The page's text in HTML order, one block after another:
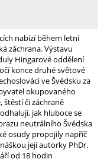
nabízí během letní
záchrana. Výstavu
Hingarové oddělení
konce druhé světové
ve Švédsku za
okupovaného
štěstí či záchraně
jak hluboce se
neutrálního Švédska
osudy propojily napříč
její autorky PhDr.
od 18 hodin